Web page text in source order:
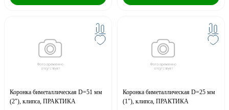
Коронка биметаллическая D=51 мм
(2"), клипса, ПРАКТИКА
Коронка биметаллическая D=25 мм
(1"), клипса, ПРАКТИКА